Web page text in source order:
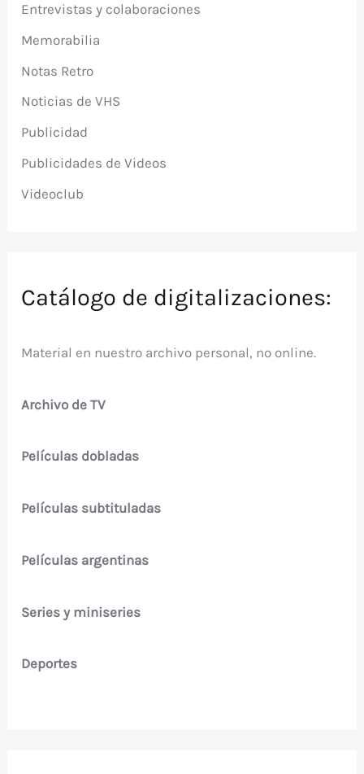
Entrevistas y colaboraciones
Memorabilia
Notas Retro
Noticias de VHS
Publicidad
Publicidades de Videos
Videoclub
Catálogo de digitalizaciones:
Material en nuestro archivo personal, no online.
Archivo de TV
Películas dobladas
Películas subtituladas
Películas argentinas
Series y miniseries
Deportes